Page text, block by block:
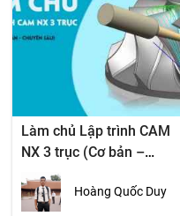
Làm chủ Lập trình CAM
NX 3 trục (Cơ bản –
Chuyên sâu)
Hoàng Quốc Duy